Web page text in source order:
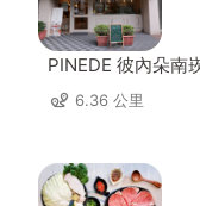
PINEDE 彼內朵南
6.36 公里